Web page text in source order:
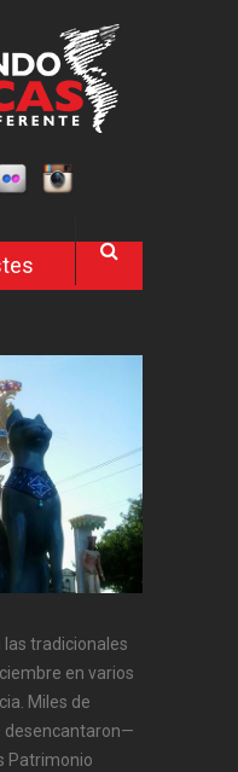
las tradicionales
en varios
Miles de
desencantaron—
Patrimonio